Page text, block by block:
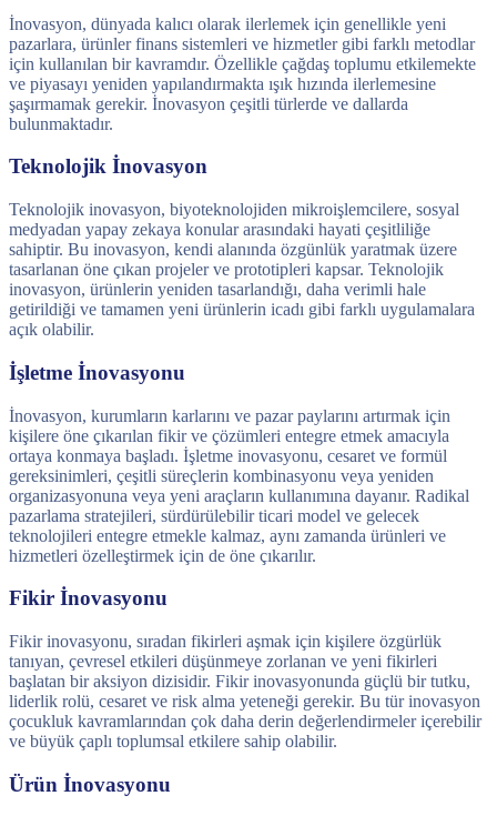
İnovasyon, dünyada kalıcı olarak ilerlemek için genellikle yeni
pazarlara, ürünler finans sistemleri ve hizmetler gibi farklı metodlar
için kullanılan bir kavramdır. Özellikle çağdaş toplumu etkilemekte
ve piyasayı yeniden yapılandırmakta ışık hızında ilerlemesine
şaşırmamak gerekir. İnovasyon çeşitli türlerde ve dallarda
bulunmaktadır.
Teknolojik İnovasyon
Teknolojik inovasyon, biyoteknolojiden mikroişlemcilere, sosyal
medyadan yapay zekaya konular arasındaki hayati çeşitliliğe
sahiptir. Bu inovasyon, kendi alanında özgünlük yaratmak üzere
tasarlanan öne çıkan projeler ve prototipleri kapsar. Teknolojik
inovasyon, ürünlerin yeniden tasarlandığı, daha verimli hale
getirildiği ve tamamen yeni ürünlerin icadı gibi farklı uygulamalara
açık olabilir.
İşletme İnovasyonu
İnovasyon, kurumların karlarını ve pazar paylarını artırmak için
kişilere öne çıkarılan fikir ve çözümleri entegre etmek amacıyla
ortaya konmaya başladı. İşletme inovasyonu, cesaret ve formül
gereksinimleri, çeşitli süreçlerin kombinasyonu veya yeniden
organizasyonuna veya yeni araçların kullanımına dayanır. Radikal
pazarlama stratejileri, sürdürülebilir ticari model ve gelecek
teknolojileri entegre etmekle kalmaz, aynı zamanda ürünleri ve
hizmetleri özelleştirmek için de öne çıkarılır.
Fikir İnovasyonu
Fikir inovasyonu, sıradan fikirleri aşmak için kişilere özgürlük
tanıyan, çevresel etkileri düşünmeye zorlanan ve yeni fikirleri
başlatan bir aksiyon dizisidir. Fikir inovasyonunda güçlü bir tutku,
liderlik rolü, cesaret ve risk alma yeteneği gerekir. Bu tür inovasyon
çocukluk kavramlarından çok daha derin değerlendirmeler içerebilir
ve büyük çaplı toplumsal etkilere sahip olabilir.
Ürün İnovasyonu